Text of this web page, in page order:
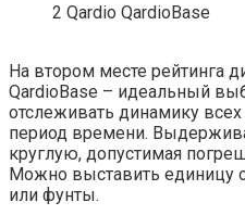
2 Qardio QardioBase
На втором месте рейтинга
QardioBase – идеальный
отслеживать динамику
период времени.
круглую, допустимая
Можно выставить единицу
или фунты.